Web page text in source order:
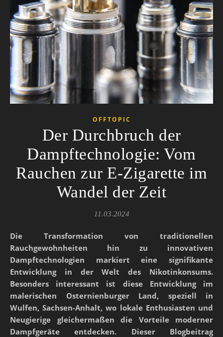
OFFTOPIC
Der Durchbruch der
Dampftechnologie: Vom
Rauchen zur E-Zigarette im
Wandel der Zeit
11.03.2024
Die Transformation von traditionellen
Rauchgewohnheiten hin zu innovativen
Dampftechnologien markiert eine signifikante
Entwicklung in der Welt des Nikotinkonsums.
Besonders interessant ist diese Entwicklung im
malerischen Osternienburger Land, speziell in
Wulfen, Sachsen-Anhalt, wo lokale Enthusiasten und
Neugierige gleichermaßen die Vorteile moderner
Dampfgeräte entdecken. Dieser Blogbeitrag